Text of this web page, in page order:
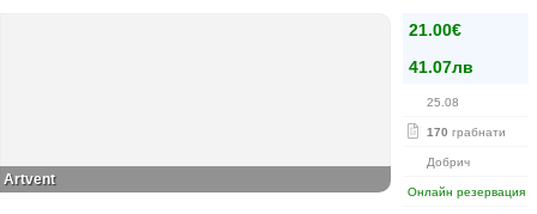
21.00€
41.07лв
25.08
170 грабнати
Добрич
Онлайн резервация
Artvent